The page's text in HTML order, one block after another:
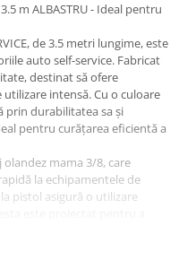
m ALBASTRU - Ideal pentru
de 3.5 metri lungime, este
auto self-service. Fabricat
destinat să ofere
intensă. Cu o culoare
prin durabilitatea sa și
pentru curățarea eficientă a
mama 3/8, care
la echipamentele de
pistol asigură o utilizare
având o construcție care
în timpul utilizării.